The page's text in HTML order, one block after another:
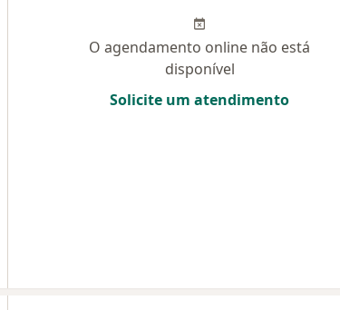
O agendamento online não está
disponível
Solicite um atendimento